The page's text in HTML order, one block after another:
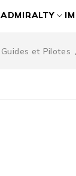
ADMIRALTY
Guides et Pilotes